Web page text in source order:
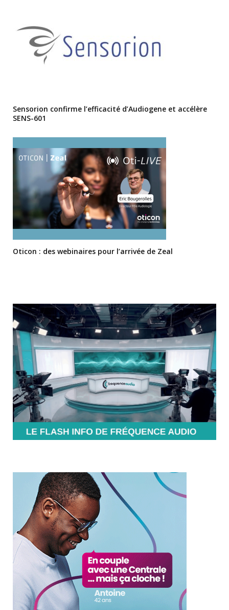
Sensorion confirme l’efficacité d’Audiogene et accélère
SENS-601
Oticon : des webinaires pour l’arrivée de Zeal